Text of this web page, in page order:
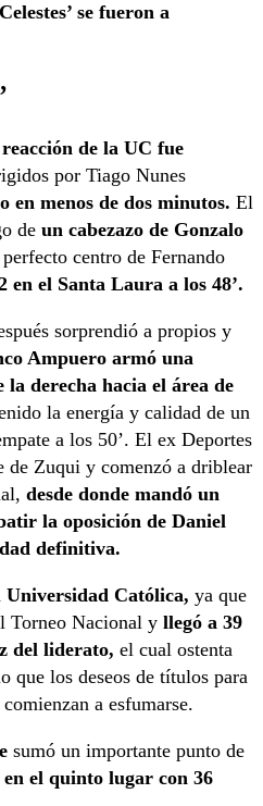
se fueron a
de la UC fue
por Tiago Nunes
menos de dos minutos. El
de un cabezazo de Gonzalo
centro de Fernando
en el Santa Laura a los 48’.
sorprendió a propios y
Ampuero armó una
la derecha hacia el área de
la energía y calidad de un
a los 50’. El ex Deportes
de Zuqui y comenzó a driblear
desde donde mandó un
la oposición de Daniel
definitiva.
Universidad Católica, ya que
Torneo Nacional y llegó a 39
del liderato, el cual ostenta
que los deseos de títulos para
a esfumarse.
sumó un importante punto de
en el quinto lugar con 36